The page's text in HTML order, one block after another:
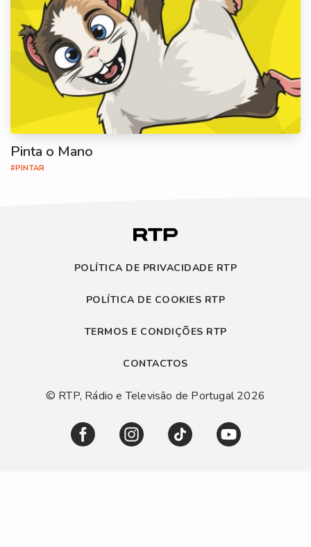
Pinta o Mano
#PINTAR
POLÍTICA DE PRIVACIDADE RTP
POLÍTICA DE COOKIES RTP
TERMOS E CONDIÇÕES RTP
CONTACTOS
© RTP, Rádio e Televisão de Portugal 2026